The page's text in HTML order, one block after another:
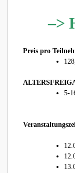
–>
Preis pro
5-